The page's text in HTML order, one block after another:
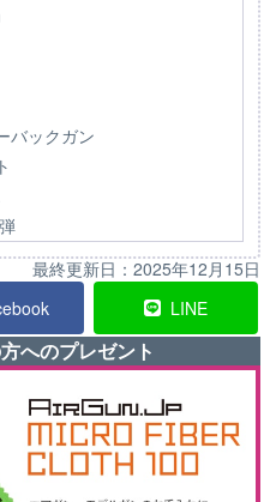
バックガン
最終更新日： 2025年12月15日
LINE
へのプレゼント